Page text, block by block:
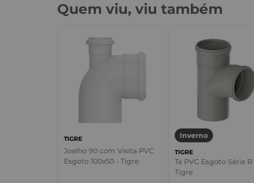
Quem viu, viu também
TIGRE
Joelho 90 com Visita PVC
Esgoto 100x50 - Tigre
Inverno
TIGRE
Te PVC Esgoto Série R
Tigre